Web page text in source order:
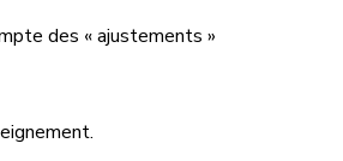
des « ajustements »